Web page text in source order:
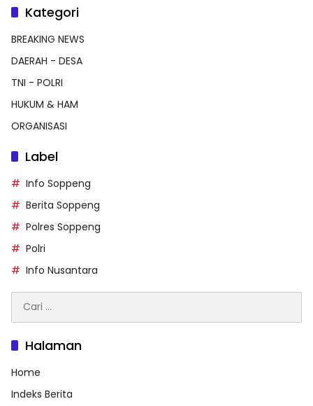
Kategori
BREAKING NEWS
DAERAH - DESA
TNI - POLRI
HUKUM & HAM
ORGANISASI
Label
Info Soppeng
Berita Soppeng
Polres Soppeng
Polri
Info Nusantara
untuk:
Halaman
Home
Indeks Berita